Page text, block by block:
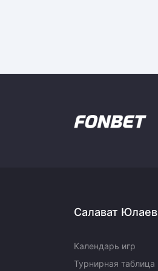
Салават Юлаев
Календарь игр
Турнирная таблица